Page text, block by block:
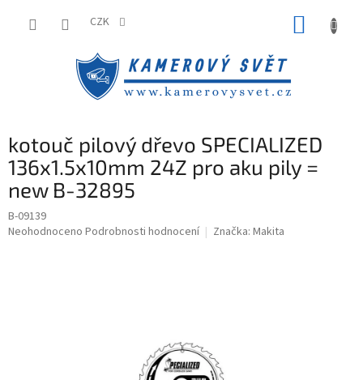
CZK
kotouč pilový dřevo SPECIALIZED
136x1.5x10mm 24Z pro aku pily =
new B-32895
B-09139
Průměrné
Neohodnoceno Podrobnosti hodnocení Značka: Makita